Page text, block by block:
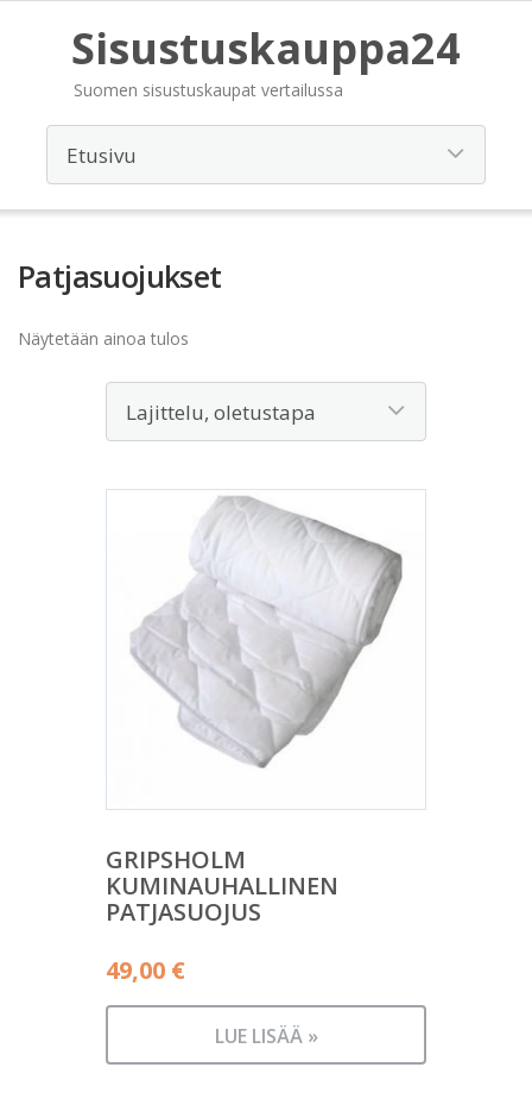
Sisustuskauppa24
Suomen sisustuskaupat vertailussa
Patjasuojukset
Näytetään ainoa tulos
GRIPSHOLM
KUMINAUHALLINEN
PATJASUOJUS
49,00 €
LUE LISÄÄ »